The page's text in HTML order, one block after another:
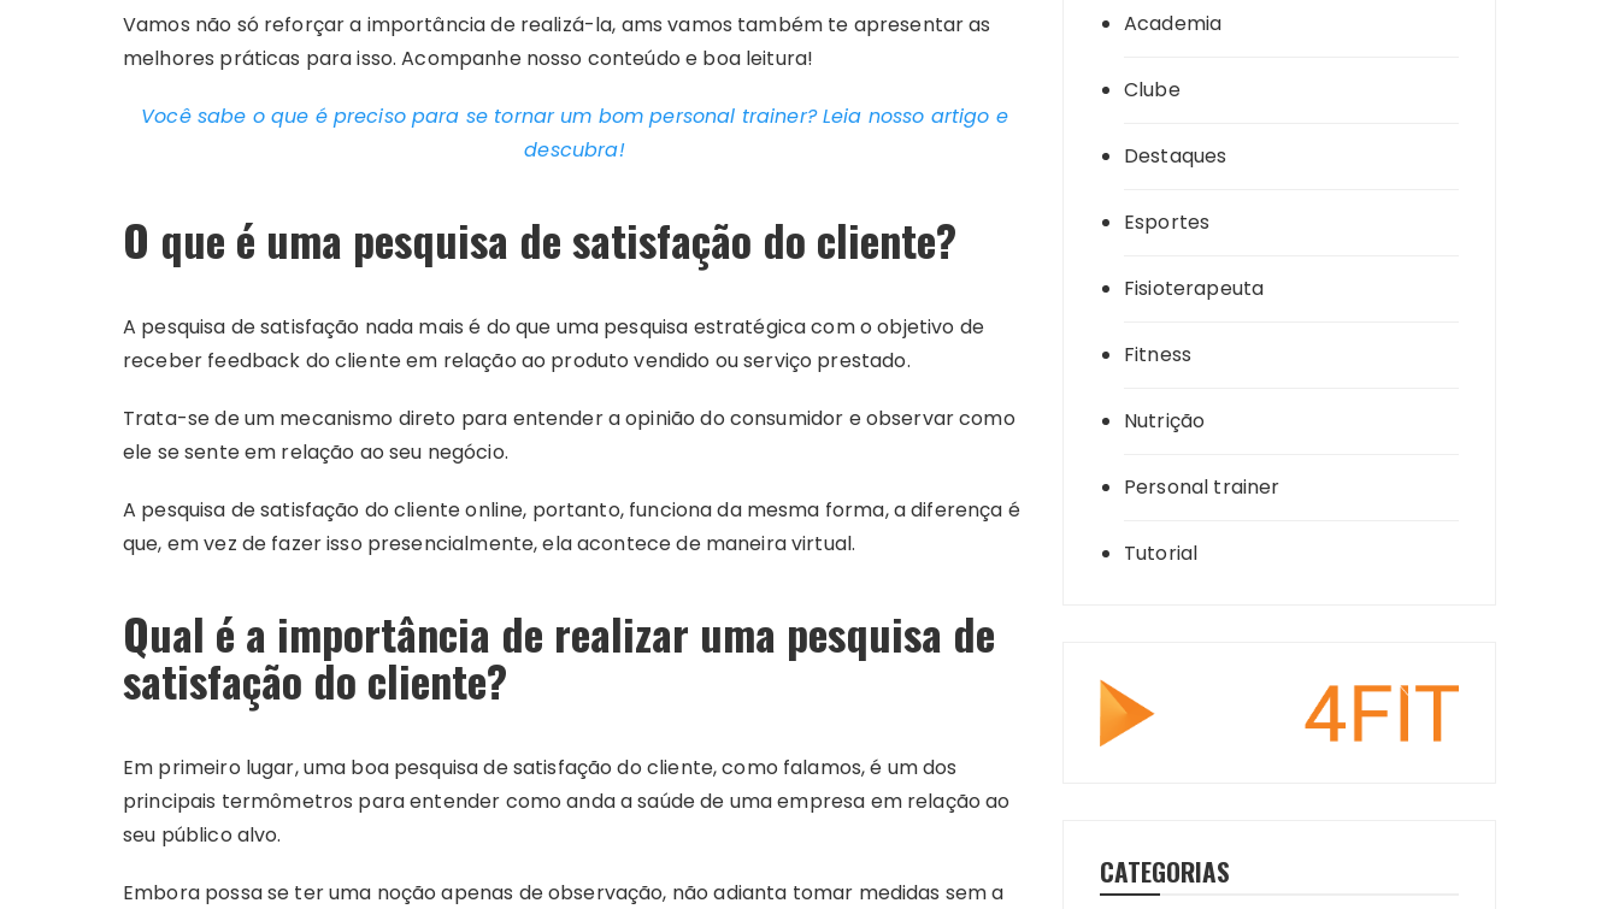
Vamos não só reforçar a importância de realizá-la, ams vamos também te apresentar as
melhores práticas para isso. Acompanhe nosso conteúdo e boa leitura!
Você sabe o que é preciso para se tornar um bom personal trainer? Leia nosso artigo e
descubra!
O que é uma pesquisa de satisfação do cliente?
A pesquisa de satisfação nada mais é do que uma pesquisa estratégica com o objetivo de
receber feedback do cliente em relação ao produto vendido ou serviço prestado.
Trata-se de um mecanismo direto para entender a opinião do consumidor e observar como
ele se sente em relação ao seu negócio.
A pesquisa de satisfação do cliente online, portanto, funciona da mesma forma, a diferença é
que, em vez de fazer isso presencialmente, ela acontece de maneira virtual.
Qual é a importância de realizar uma pesquisa de
satisfação do cliente?
Em primeiro lugar, uma boa pesquisa de satisfação do cliente, como falamos, é um dos
principais termômetros para entender como anda a saúde de uma empresa em relação ao
seu público alvo.
Embora possa se ter uma noção apenas de observação, não adianta tomar medidas sem a
Academia
Clube
Destaques
Esportes
Fisioterapeuta
Fitness
Nutrição
Personal trainer
Tutorial
CATEGORIAS